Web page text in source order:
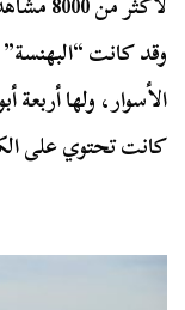
وقد كانت
الأسوار، ولها
كانت تحتوي على